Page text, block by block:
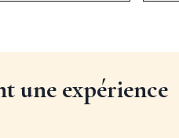
une expérience